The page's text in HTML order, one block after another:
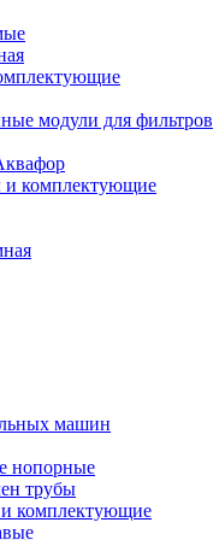
модули для фильтров
и комплектующие
машин
нопорные
трубы
комплектующие